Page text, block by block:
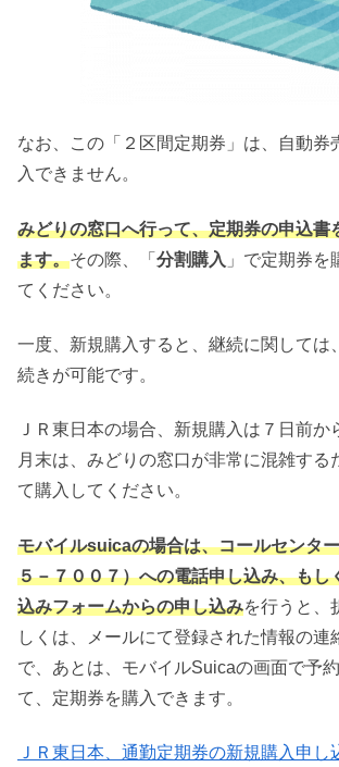
なお、この「２区間定期券」は、自動券
入できません。
みどりの窓口へ行って、定期券の申込書
ます。その際、「 分割購入 」で定期券を
てください。
一度、新規購入すると、継続に関しては
続きが可能です。
ＪＲ東日本の場合、新規購入は７日前か
月末は、みどりの窓口が非常に混雑する
て購入してください。
モバイルsuicaの場合は、コールセンタ
５－７００７）への電話申し込み、もし
込みフォームからの申し込みを行うと、
しくは、メールにて登録された情報の連
で、あとは、モバイルSuicaの画面で予
て、定期券を購入できます。
ＪＲ東日本、通勤定期券の新規購入申し